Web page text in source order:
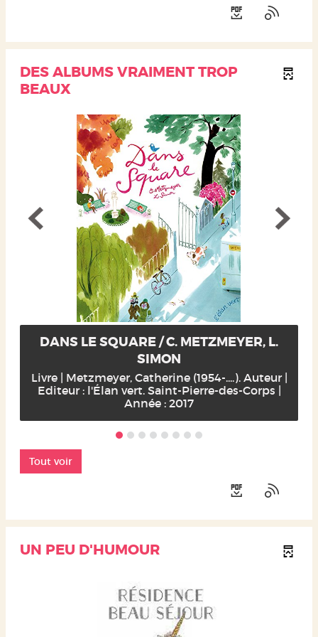
DES ALBUMS VRAIMENT TROP
BEAUX
DANS LE SQUARE / C. METZMEYER, L.
SIMON
Livre | Metzmeyer, Catherine (1954-....). Auteur |
Editeur : l'Élan vert. Saint-Pierre-des-Corps |
Année : 2017
Tout voir
UN PEU D'HUMOUR